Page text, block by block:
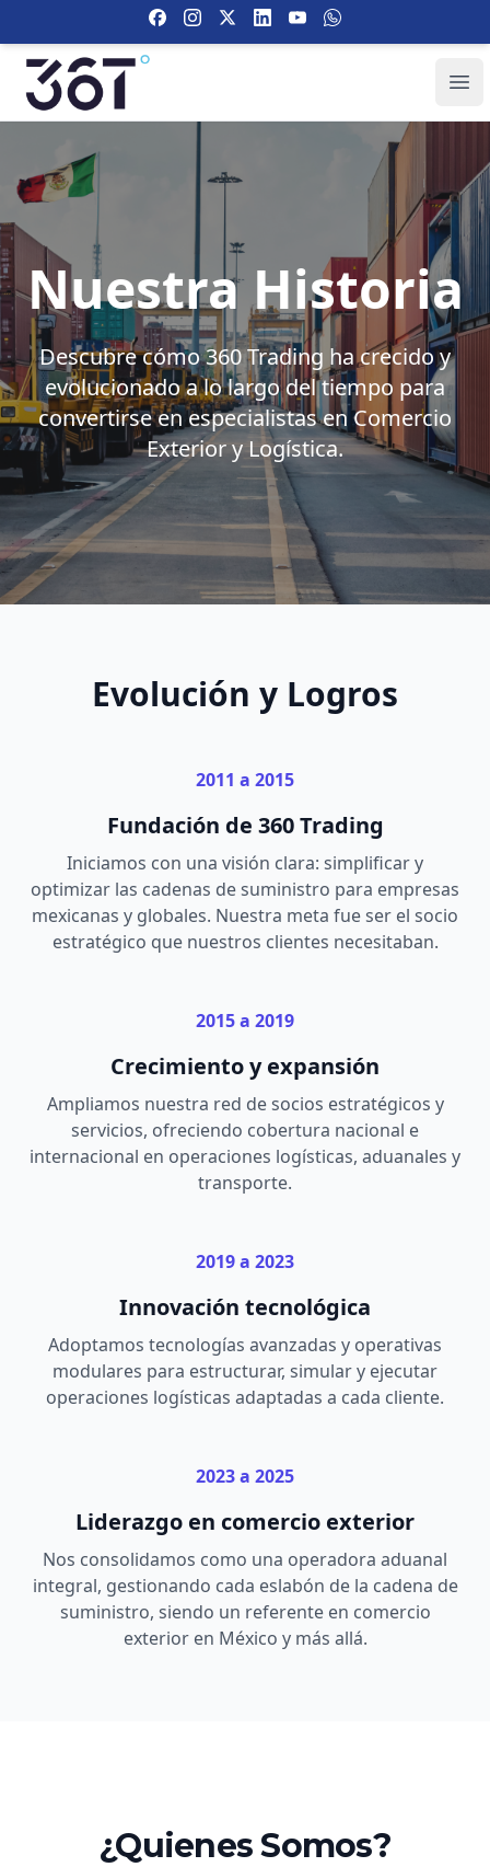
Your Company
Nuestra Historia
Descubre cómo 360 Trading ha crecido y
evolucionado a lo largo del tiempo para
convertirse en especialistas en Comercio
Exterior y Logística.
Evolución y Logros
2011 a 2015
Fundación de 360 Trading
Iniciamos con una visión clara: simplificar y
optimizar las cadenas de suministro para empresas
mexicanas y globales. Nuestra meta fue ser el socio
estratégico que nuestros clientes necesitaban.
2015 a 2019
Crecimiento y expansión
Ampliamos nuestra red de socios estratégicos y
servicios, ofreciendo cobertura nacional e
internacional en operaciones logísticas, aduanales y
transporte.
2019 a 2023
Innovación tecnológica
Adoptamos tecnologías avanzadas y operativas
modulares para estructurar, simular y ejecutar
operaciones logísticas adaptadas a cada cliente.
2023 a 2025
Liderazgo en comercio exterior
Nos consolidamos como una operadora aduanal
integral, gestionando cada eslabón de la cadena de
suministro, siendo un referente en comercio
exterior en México y más allá.
¿Quienes Somos?